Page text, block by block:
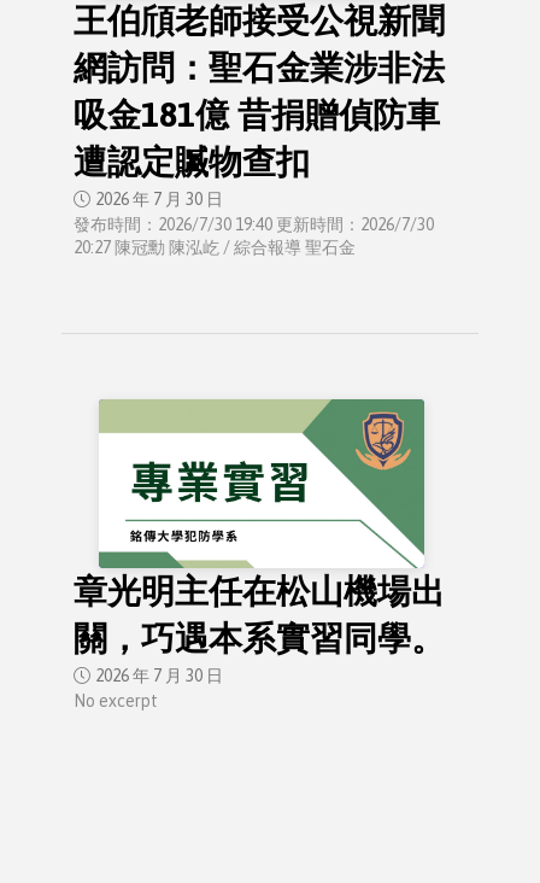
王伯頎老師接受公視新聞
網訪問：聖石金業涉非法
吸金181億 昔捐贈偵防車
遭認定贓物查扣
2026 年 7 月 30 日
發布時間：2026/7/30 19:40 更新時間：2026/7/30
20:27 陳冠勳 陳泓屹 / 綜合報導 聖石金
章光明主任在松山機場出
關，巧遇本系實習同學。
2026 年 7 月 30 日
No excerpt